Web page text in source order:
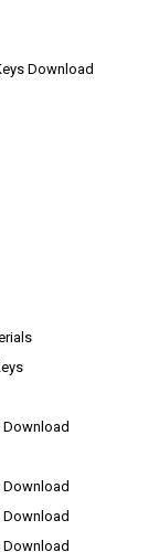
Download
Download
Download
Download
Download